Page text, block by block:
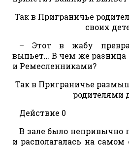
Так в Приграничье
своих
– Этот в жабу
выпьет… В чем же
и Ремесленниками?
Так в Приграничье
родителями
Действие 0
В зале было непривычно
и располагалась на